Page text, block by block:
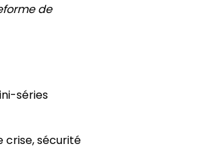
de
séries
crise, sécurité